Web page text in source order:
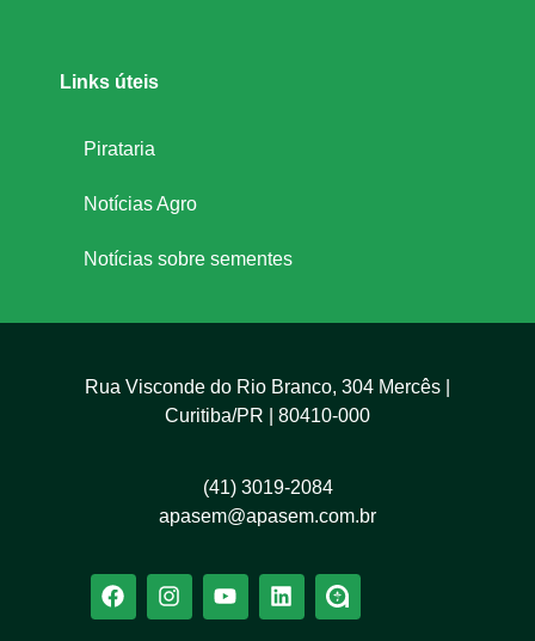
Links úteis
Pirataria
Notícias Agro
Notícias sobre sementes
Rua Visconde do Rio Branco, 304 Mercês |
Curitiba/PR | 80410-000
(41) 3019-2084
apasem@apasem.com.br